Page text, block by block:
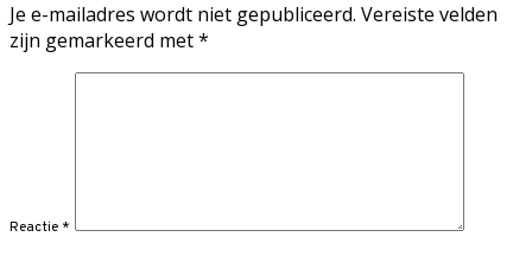
Je e-mailadres wordt niet gepubliceerd. Vereiste velden
zijn gemarkeerd met*
Reactie *